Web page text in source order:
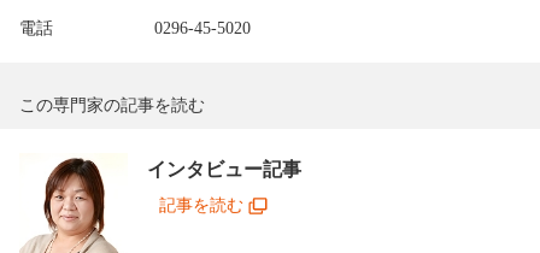
電話 0296-45-5020
この専門家の記事を読む
インタビュー記事
記事を読む